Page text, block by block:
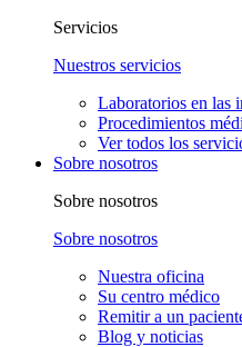
Servicios
Nuestros servicios
Laboratorios en las
Procedimientos
Ver todos los
Sobre nosotros
Sobre nosotros
Sobre nosotros
Nuestra oficina
Su centro médico
Remitir a un
Blog y noticias